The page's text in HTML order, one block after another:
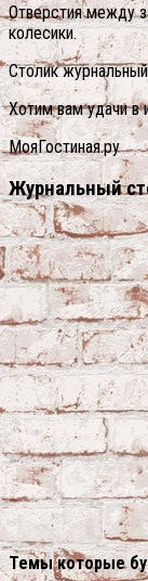
Отверстия между
колесики.
Столик
Хотим вам удачи в
МояГостиная.ру
Журнальный
Темы которые